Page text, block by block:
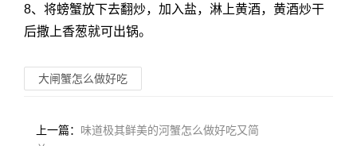
8、将螃蟹放下去翻炒，加入盐，淋上黄酒，黄酒炒干
后撒上香葱就可出锅。
大闸蟹怎么做好吃
上一篇： 味道极其鲜美的河蟹怎么做好吃又简